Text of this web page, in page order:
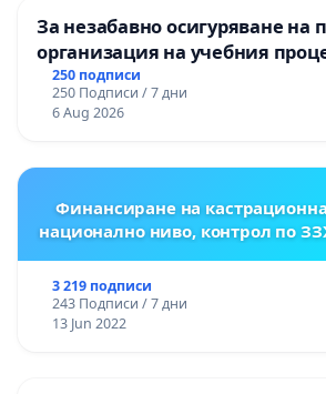
За незабавно осигуряване на
организация на учебния
гарантиране на правото на
и качествено образование на
ОУ „Княз Александър I“ и
250 подписи
250 Подписи / 7 дни
6 Aug 2026
Финансиране на
национално ниво, контрол по
3 219 подписи
243 Подписи / 7 дни
13 Jun 2022